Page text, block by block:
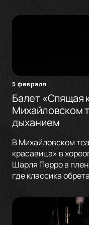
5 февраля
Балет «Спящая
Михайловском
дыханием
В Михайловском
красавица» в
Шарля Перро в
где классика